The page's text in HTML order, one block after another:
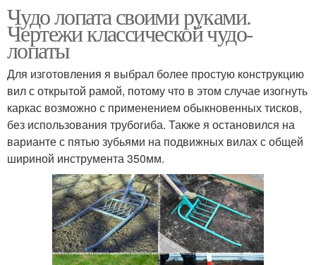
Чудо лопата своими руками.
Чертежи классической чудо-
лопаты
Для изготовления я выбрал более простую конструкцию
вил с открытой рамой, потому что в этом случае изогнуть
каркас возможно с применением обыкновенных тисков,
без использования трубогиба. Также я остановился на
варианте с пятью зубьями на подвижных вилах с общей
шириной инструмента 350мм.